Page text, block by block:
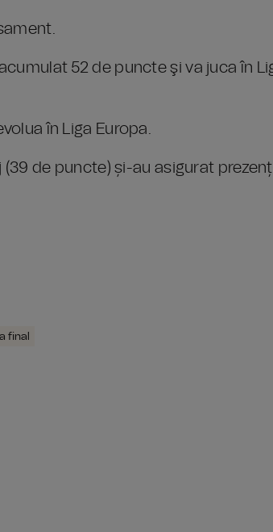
52 de puncte şi va juca în
în Liga Europa.
de puncte) și-au asigurat
final